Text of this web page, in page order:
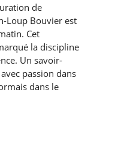
de
Loup Bouvier est
Cet
la discipline
Un savoir-
passion dans
dans le